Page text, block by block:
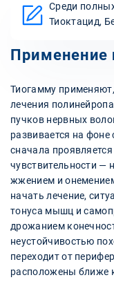
Среди
Тиоктацид,
Применение
Тиогамму
лечения
пучков нервных
развивается на фоне
сначала
чувствительности
жжением и
начать лечение,
тонуса мышц и
дрожанием
неустойчивостью
переходит от
расположены ближе